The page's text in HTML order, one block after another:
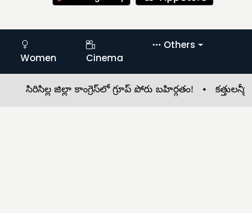
Women Cinema
Others
సిరిసిల్ల జిల్లా కాంగ్రెస్‌లో గ్రూప్ పోరు బహిర్గతం! •కత్తులన్నీ